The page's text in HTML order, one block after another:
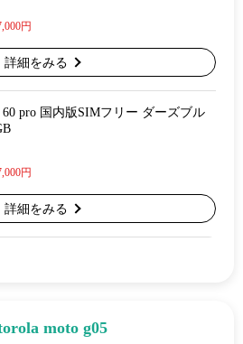
円
詳細をみる
60 pro 国内版SIMフリー ダーズブル
円
詳細をみる
moto g05